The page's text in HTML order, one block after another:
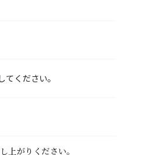
ください。
がりください。